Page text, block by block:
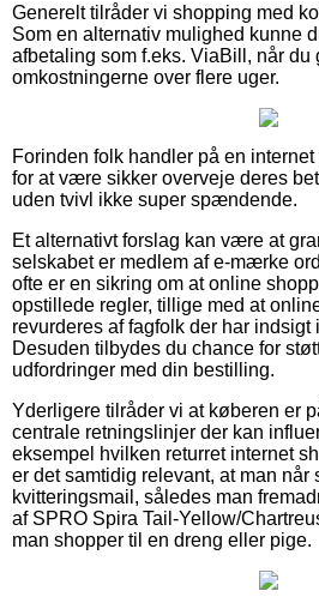
Generelt tilråder vi shopping med
Som en alternativ mulighed kunne
afbetaling som f.eks. ViaBill, når du
omkostningerne over flere uger.
Forinden folk handler på en
for at være sikker overveje deres
uden tvivl ikke super spændende.
Et alternativt forslag kan være at
selskabet er medlem af e-mærke
ofte er en sikring om at online
opstillede regler, tillige med at
revurderes af fagfolk der har
Desuden tilbydes du chance for
udfordringer med din bestilling.
Yderligere tilråder vi at køberen er
centrale retningslinjer der kan
eksempel hvilken returret internet
er det samtidig relevant, at man når
kvitteringsmail, således man
af SPRO Spira Tail-Yellow/
man shopper til en dreng eller pige.